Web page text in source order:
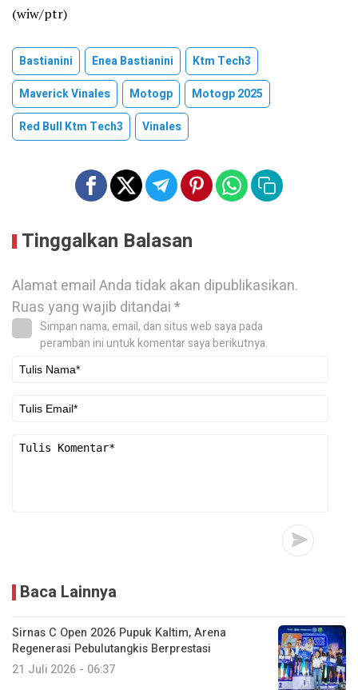
(wiw/ptr)
Bastianini Enea Bastianini
Ktm Tech3
Maverick Vinales
Motogp
Motogp 2025
Red Bull Ktm Tech3
Vinales
Tinggalkan Balasan
Alamat email Anda tidak akan dipublikasikan.
Ruas yang wajib ditandai*
Simpan nama, email, dan situs web saya pada
peramban ini untuk komentar saya berikutnya.
Baca Lainnya
Sirnas C Open 2026 Pupuk Kaltim, Arena
Regenerasi Pebulutangkis Berprestasi
21 Juli 2026 - 06:37